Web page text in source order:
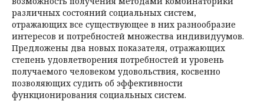
различных состояний социальных систем,
отражающих все существующее в них разнообразие
интересов и потребностей множества индивидуумов.
Предложены два новых показателя, отражающих
степень удовлетворения потребностей и уровень
получаемого человеком удовольствия, косвенно
позволяющих судить об эффективности
функционирования социальных систем.